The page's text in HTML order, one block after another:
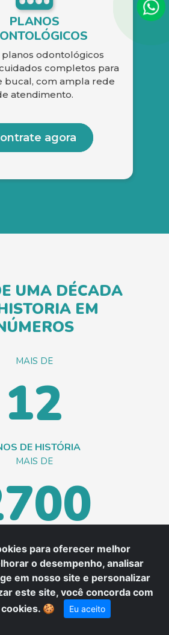
PLANOS
planos odontológicos
completos para
bucal, com ampla rede
atendimento.
agora
UMA DÉCADA
EM
MAIS DE
12
DE HISTÓRIA
MAIS DE
ATIVOS
COM MAIS DE
para oferecer melhor
o desempenho, analisar
em nosso site e personalizar
este site, você concorda com
🍪 Eu aceito